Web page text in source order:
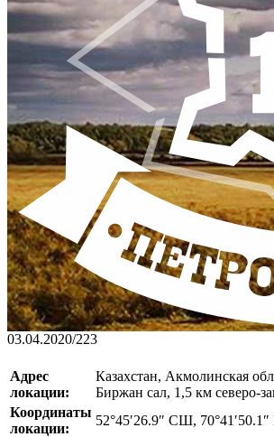
03.04.2020/223
Адрес
локации:
Казахстан, Акмолинская
Биржан сал, 1,5 км северо-
Координаты
локации:
52°45′26.9″ СШ,